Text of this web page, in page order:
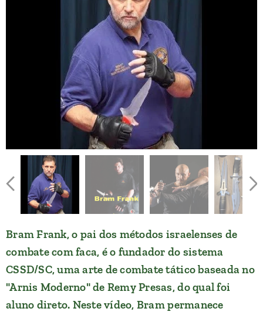
Bram Frank, o pai dos métodos israelenses de
combate com faca, é o fundador do sistema
CSSD/SC, uma arte de combate tático baseada no
"Arnis Moderno" de Remy Presas, do qual foi
aluno direto. Neste vídeo, Bram permanece